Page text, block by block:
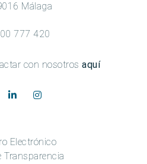
Málaga
777 420
con nosotros aquí
Electrónico
Transparencia